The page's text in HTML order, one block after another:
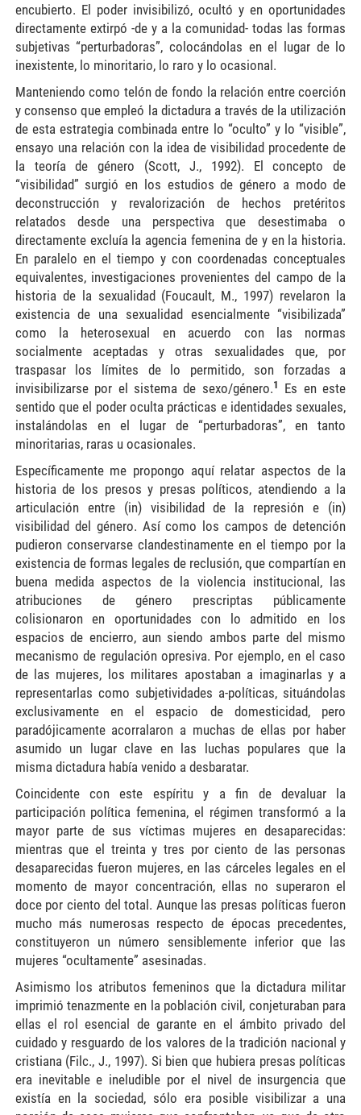
encubierto. El poder invisibilizó, ocultó y en oportunidades
directamente extirpó -de y a la comunidad- todas las formas
subjetivas “perturbadoras”, colocándolas en el lugar de lo
inexistente, lo minoritario, lo raro y lo ocasional.
Manteniendo como telón de fondo la relación entre coerción
y consenso que empleó la dictadura a través de la utilización
de esta estrategia combinada entre lo “oculto” y lo “visible”,
ensayo una relación con la idea de visibilidad procedente de
la teoría de género (Scott, J., 1992). El concepto de
“visibilidad” surgió en los estudios de género a modo de
deconstrucción y revalorización de hechos pretéritos
relatados desde una perspectiva que desestimaba o
directamente excluía la agencia femenina de y en la historia.
En paralelo en el tiempo y con coordenadas conceptuales
equivalentes, investigaciones provenientes del campo de la
historia de la sexualidad (Foucault, M., 1997) revelaron la
existencia de una sexualidad esencialmente “visibilizada”
como la heterosexual en acuerdo con las normas
socialmente aceptadas y otras sexualidades que, por
traspasar los límites de lo permitido, son forzadas a
invisibilizarse por el sistema de sexo/género.1
Es en este
sentido que el poder oculta prácticas e identidades sexuales,
instalándolas en el lugar de “perturbadoras”, en tanto
minoritarias, raras u ocasionales.
Específicamente me propongo aquí relatar aspectos de la
historia de los presos y presas políticos, atendiendo a la
articulación entre (in) visibilidad de la represión e (in)
visibilidad del género. Así como los campos de detención
pudieron conservarse clandestinamente en el tiempo por la
existencia de formas legales de reclusión, que compartían en
buena medida aspectos de la violencia institucional, las
atribuciones de género prescriptas públicamente
colisionaron en oportunidades con lo admitido en los
espacios de encierro, aun siendo ambos parte del mismo
mecanismo de regulación opresiva. Por ejemplo, en el caso
de las mujeres, los militares apostaban a imaginarlas y a
representarlas como subjetividades a-políticas, situándolas
exclusivamente en el espacio de domesticidad, pero
paradójicamente acorralaron a muchas de ellas por haber
asumido un lugar clave en las luchas populares que la
misma dictadura había venido a desbaratar.
Coincidente con este espíritu y a fin de devaluar la
participación política femenina, el régimen transformó a la
mayor parte de sus víctimas mujeres en desaparecidas:
mientras que el treinta y tres por ciento de las personas
desaparecidas fueron mujeres, en las cárceles legales en el
momento de mayor concentración, ellas no superaron el
doce por ciento del total. Aunque las presas políticas fueron
mucho más numerosas respecto de épocas precedentes,
constituyeron un número sensiblemente inferior que las
mujeres “ocultamente” asesinadas.
Asimismo los atributos femeninos que la dictadura militar
imprimió tenazmente en la población civil, conjeturaban para
ellas el rol esencial de garante en el ámbito privado del
cuidado y resguardo de los valores de la tradición nacional y
cristiana (Filc., J., 1997). Si bien que hubiera presas políticas
era inevitable e ineludible por el nivel de insurgencia que
existía en la sociedad, sólo era posible visibilizar a una